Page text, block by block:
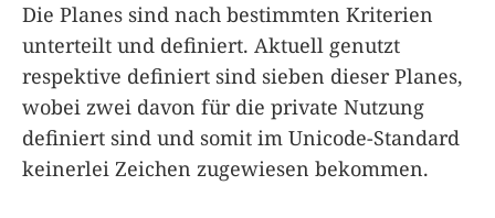
Die Planes sind nach bestimmten Kriterien
unterteilt und definiert. Aktuell genutzt
respektive definiert sind sieben dieser Planes,
wobei zwei davon für die private Nutzung
definiert sind und somit im Unicode-Standard
keinerlei Zeichen zugewiesen bekommen.